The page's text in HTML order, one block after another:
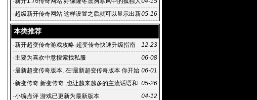
05-16
·超级新开传奇网站 这样设置之后就可以显示出新
的套装属性显
本类推荐
12-23
·新开超变传奇游戏攻略-超变传奇快速升级指南
06-08
·主要为喜欢中意搜索找私服
06-01
·最新超变传奇版本, 在!最新超变传奇版本 你开始
试玩韩版超变sf传奇v1
05-26
·新变传奇.新变传奇 ,也让越来越多的主流话语和
人群注意到贾樟柯 本刊记
04-12
·小编点评 游戏已更新为最新版本